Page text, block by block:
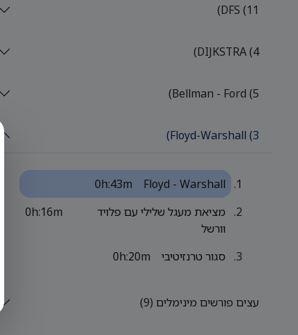
DFS (11)
DIJKSTRA (4)
Bellman - Ford (5)
Floyd-Warshall (3)
Floyd - Warshall
0h:43m
מציאת מעגל שלילי עם פלויד
וורשל
0h:16m
סגור טרנזיטיבי 0h:20m
עצים פורשים מינימלים (9)